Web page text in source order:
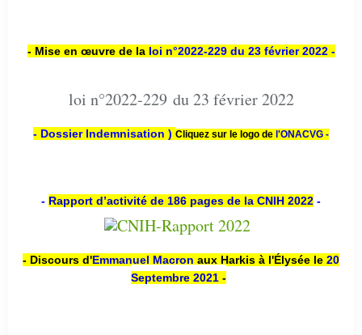
- Mise en œuvre de la loi n°2022-229 du 23 février 2022 -
loi n°2022-229 du 23 février 2022
- Dossier Indemnisation ) Cliquez sur le logo de l'ONACVG -
- Rapport d’activité de 186 pages de la CNIH 2022 -
- Discours d'Emmanuel Macron aux Harkis à l'Élysée le 20
Septembre 2021 -